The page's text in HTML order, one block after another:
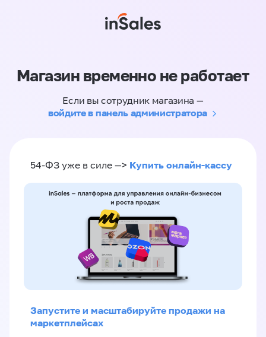
Магазин временно не работает
Если вы сотрудник магазина —
войдите в панель администратора
54-ФЗ уже в силе —> Купить онлайн-кассу
Запустите и масштабируйте продажи на
маркетплейсах